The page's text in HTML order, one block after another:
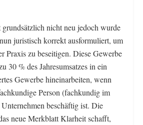
nicht neu jedoch wurde
juristisch korrekt ausformuliert, um
Praxis zu beseitigen. Diese Gewerbe
30 % des Jahresumsatzes in ein
Gewerbe hineinarbeiten, wenn
Person (fachkundig im
beschäftig ist. Die
neue Merkblatt Klarheit schafft,